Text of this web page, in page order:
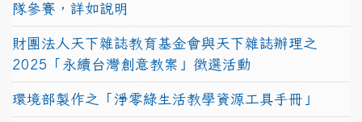
隊參賽，詳如說明
財團法人天下雜誌教育基金會與天下雜誌辦理之
2025「永續台灣創意教案」徵選活動
環境部製作之「淨零綠生活教學資源工具手冊」